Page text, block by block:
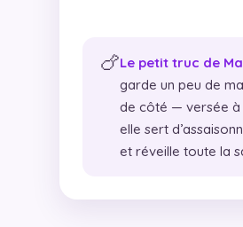
🍗Le petit truc de
garde un peu de
de côté — versée à
elle sert
et réveille toute la